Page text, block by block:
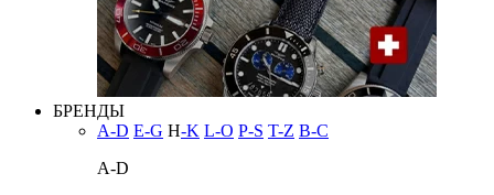
БРЕНДЫ
A-D E-G H-K L-O P-S T-Z В-С
A-D